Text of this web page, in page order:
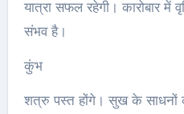
यात्रा सफल रहेगी। कारोबार में
संभव है।
कुंभ
शत्रु पस्त होंगे। सुख के साधनों की